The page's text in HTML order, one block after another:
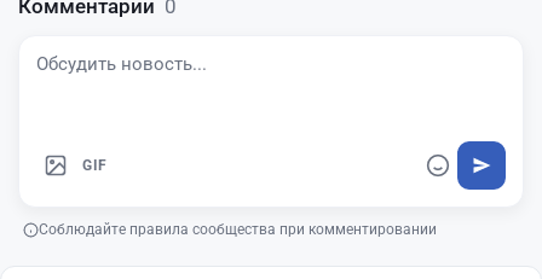
Комментарии 0
GIF
Соблюдайте правила сообщества при комментировании